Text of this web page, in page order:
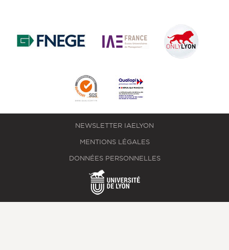
NEWSLETTER IAELYON
MENTIONS LÉGALES
DONNÉES PERSONNELLES